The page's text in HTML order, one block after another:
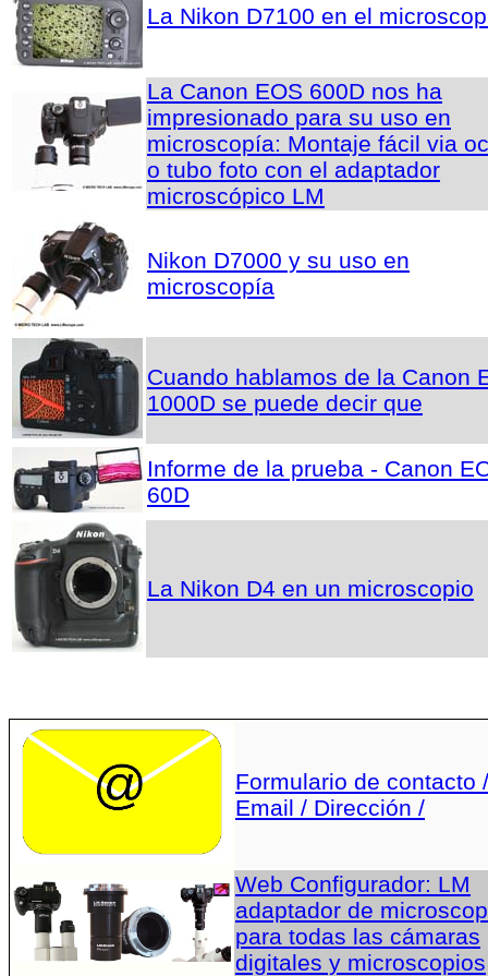
La Nikon D7100 en el
La Canon EOS 600D nos ha
impresionado para su uso en
microscopía: Montaje fácil via
o tubo foto con el adaptador
microscópico LM
Nikon D7000 y su uso en
microscopía
Cuando hablamos de la Canon
1000D se puede decir que
Informe de la prueba - Canon
60D
La Nikon D4 en un microscopio
Formulario de contacto /
Email / Dirección /
Web Configurador: LM
adaptador de
para todas las cámaras
digitales y microscopios